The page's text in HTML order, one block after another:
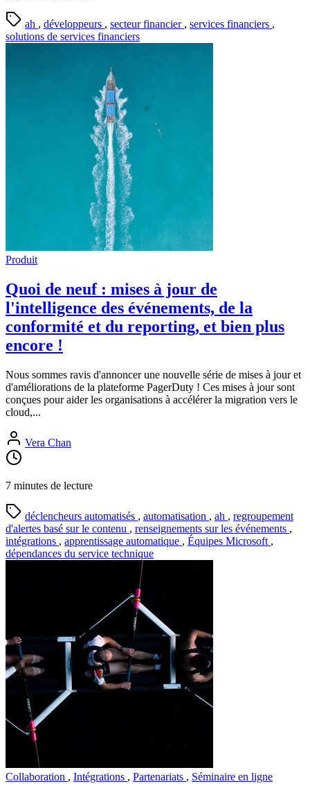
ah , développeurs , secteur financier , services financiers ,
solutions de services financiers
Produit
Quoi de neuf : mises à jour de
l'intelligence des événements, de la
conformité et du reporting, et bien plus
encore !
Nous sommes ravis d'annoncer une nouvelle série de mises à jour et
d'améliorations de la plateforme PagerDuty ! Ces mises à jour sont
conçues pour aider les organisations à accélérer la migration vers le
cloud,...
Vera Chan
7 minutes de lecture
déclencheurs automatisés , automatisation , ah , regroupement
d'alertes basé sur le contenu , renseignements sur les événements ,
intégrations , apprentissage automatique , Équipes Microsoft ,
dépendances du service technique
Collaboration , Intégrations , Partenariats , Séminaire en ligne